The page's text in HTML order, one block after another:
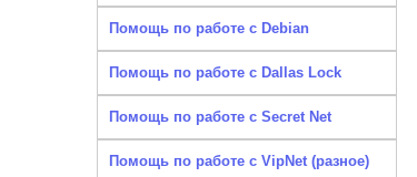
Помощь по работе с Debian
Помощь по работе с Dallas Lock
Помощь по работе с Secret Net
Помощь по работе с VipNet (разное)